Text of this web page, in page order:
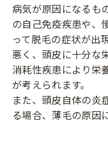
病気が原因になるも
の自己免疫疾患や、
って脱毛の症状が出
悪く、頭皮に十分な
消耗性疾患により栄
が考えられます。
また、頭皮自体の炎
る場合、薄毛の原因